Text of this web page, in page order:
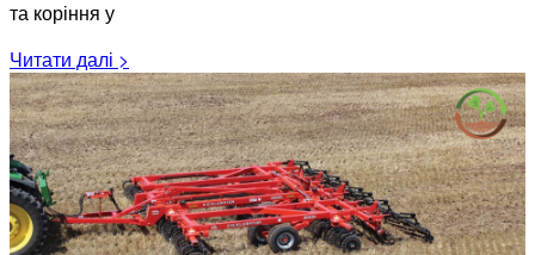
та коріння у
Читати далі >